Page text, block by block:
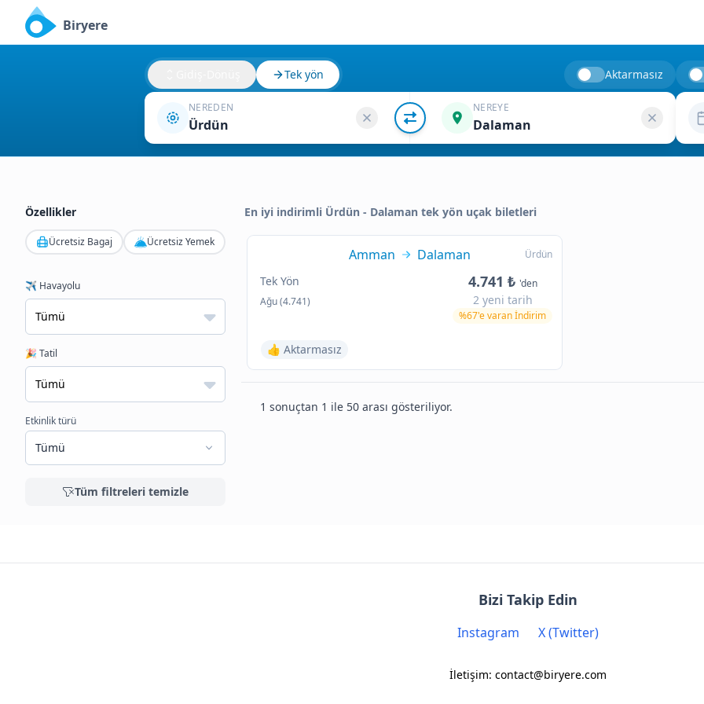
Biryere
Tek yön Aktarmasız
NEREDEN
Ürdün
NEREYE
Dalaman
Özellikler
Ücretsiz Bagaj Ücretsiz Yemek
✈️ Havayolu
🎉 Tatil
Etkinlik türü
Tümü
Tüm filtreleri temizle
En iyi indirimli Ürdün - Dalaman tek yön uçak biletleri
Ürdün
Amman Dalaman
Tek Yön
Ağu (4.741)
4.741 ₺ 'den
2 yeni tarih
%67'e varan İndirim
👍 Aktarmasız
1 sonuçtan 1 ile 50 arası gösteriliyor.
Bizi Takip Edin
Instagram X (Twitter)
İletişim: contact@biryere.com